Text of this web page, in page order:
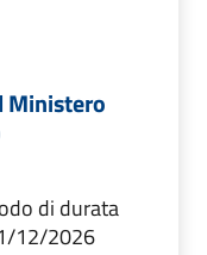
Ministero
di durata
12/2026